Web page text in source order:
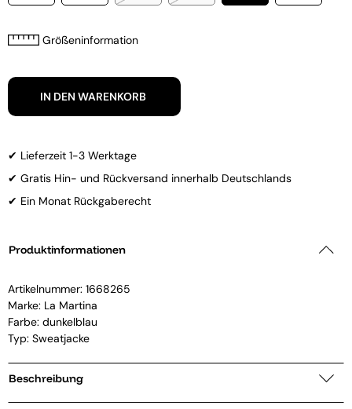
Größeninformation
IN DEN WARENKORB
✔ Lieferzeit 1-3 Werktage
✔ Gratis Hin- und Rückversand innerhalb Deutschlands
✔ Ein Monat Rückgaberecht
Produktinformationen
Artikelnummer: 1668265
Marke: La Martina
Farbe: dunkelblau
Typ: Sweatjacke
Beschreibung